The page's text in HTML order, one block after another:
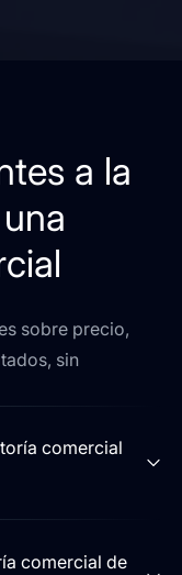
a la
sobre precio,
sin
comercial
comercial de